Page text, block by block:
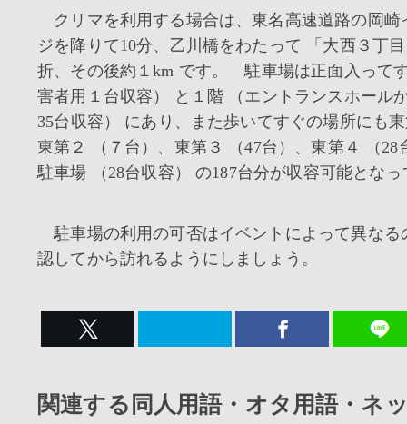
クリマを利用する場合は、東名高速道路の岡崎
ジを降りて10分、乙川橋をわたって 「大西３丁
折、その後約１km です。 駐車場は正面入って
害者用１台収容） と１階 （エントランスホール
35台収容） にあり、また歩いてすぐの場所にも
東第２ （７台）、東第３ （47台）、東第４ （28
駐車場 （28台収容） の187台分が収容可能とな
駐車場の利用の可否はイベントによって異なる
認してから訪れるようにしましょう。
関連する同人用語・オタ用語・ネ